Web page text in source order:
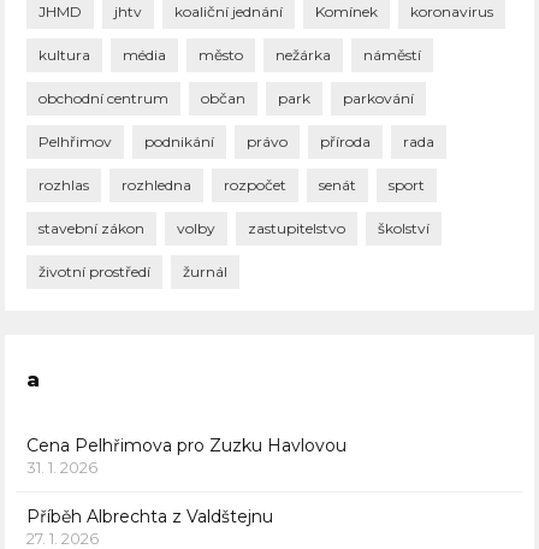
JHMD jhtv koaliční jednání Komínek koronavirus
kultura média město nežárka náměstí
obchodní centrum občan park parkování
Pelhřimov podnikání právo příroda rada
rozhlas rozhledna rozpočet senát sport
stavební zákon volby zastupitelstvo školství
životní prostředí žurnál
a
Cena Pelhřimova pro Zuzku Havlovou
31. 1. 2026
Příběh Albrechta z Valdštejnu
27. 1. 2026